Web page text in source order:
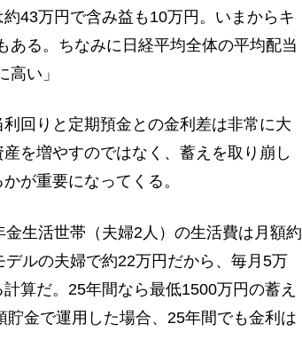
43万円で含み益も10万円。いまからキ
ある。ちなみに日経平均全体の平均配当
い」
回りと定期預金との金利差は非常に大
を増やすのではなく、蓄えを取り崩し
が重要になってくる。
生活世帯（夫婦2人）の生活費は月額約
ルの夫婦で約22万円だから、毎月5万
算だ。25年間なら最低1500万円の蓄え
金で運用した場合、25年間でも金利は